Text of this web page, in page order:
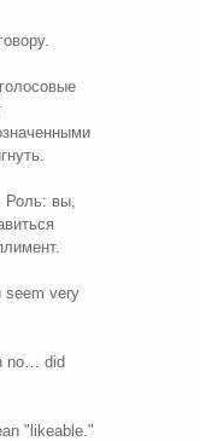
Роль: вы,
seem very
no… did
"likeable."